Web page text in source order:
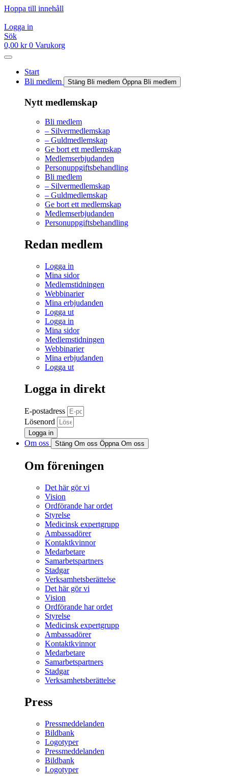
Hoppa till innehåll
Logga in
Sök
0,00 kr 0 Varukorg
Start
Bli medlem
Stäng Bli medlem Öppna Bli medlem
Nytt medlemskap
Bli medlem
– Silvermedlemskap
– Guldmedlemskap
Ge bort ett medlemskap
Medlemserbjudanden
Personuppgiftsbehandling
Bli medlem
– Silvermedlemskap
– Guldmedlemskap
Ge bort ett medlemskap
Medlemserbjudanden
Personuppgiftsbehandling
Redan medlem
Logga in
Mina sidor
Medlemstidningen
Webbinarier
Mina erbjudanden
Logga ut
Logga in
Mina sidor
Medlemstidningen
Webbinarier
Mina erbjudanden
Logga ut
Logga in direkt
E-postadress
Lösenord
Logga in
Om oss Stäng Om oss Öppna Om oss
Om föreningen
Det här gör vi
Vision
Ordförande har ordet
Styrelse
Medicinsk expertgrupp
Ambassadörer
Kontaktkvinnor
Medarbetare
Samarbetspartners
Stadgar
Verksamhetsberättelse
Det här gör vi
Vision
Ordförande har ordet
Styrelse
Medicinsk expertgrupp
Ambassadörer
Kontaktkvinnor
Medarbetare
Samarbetspartners
Stadgar
Verksamhetsberättelse
Press
Pressmeddelanden
Bildbank
Logotyper
Pressmeddelanden
Bildbank
Logotyper